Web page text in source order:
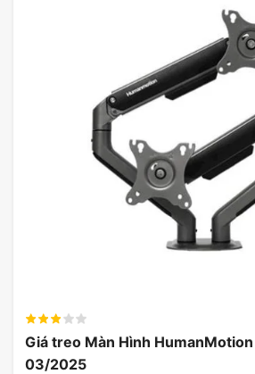
Giá treo Màn Hình
03/2025